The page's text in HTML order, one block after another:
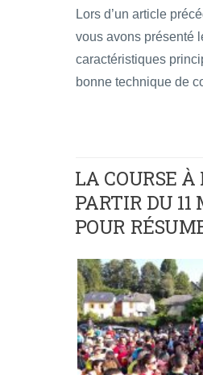
Lors d’un article
vous avons présenté
caractéristiques
bonne technique de
LA COURSE À
PARTIR DU 11
POUR